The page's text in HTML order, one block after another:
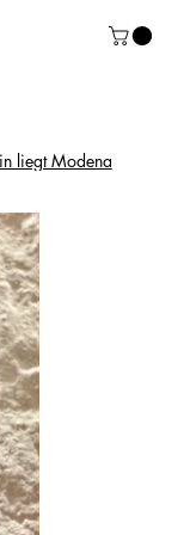
liegt Modena